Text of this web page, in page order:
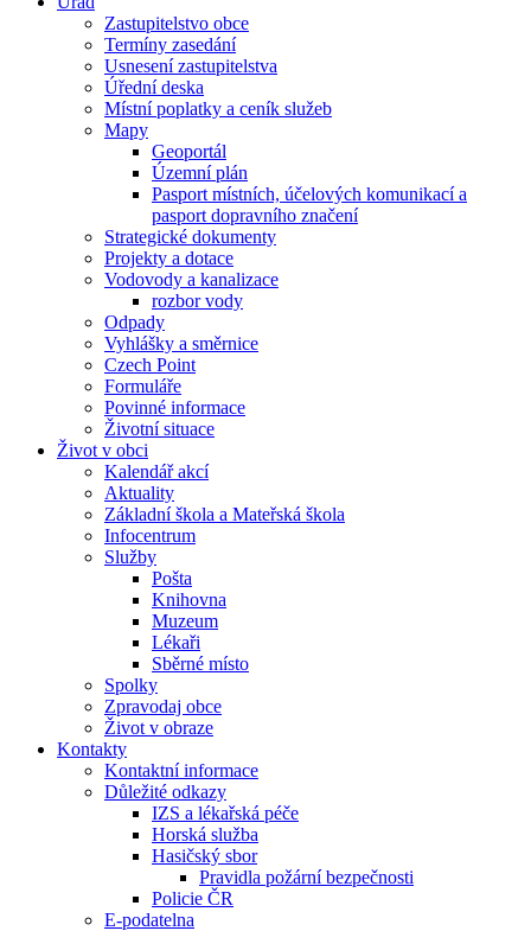
Zastupitelstvo obce
Termíny zasedání
Usnesení zastupitelstva
Úřední deska
Místní poplatky a ceník služeb
Mapy
Geoportál
Územní plán
Pasport místních, účelových komunikací a
pasport dopravního značení
Strategické dokumenty
Projekty a dotace
Vodovody a kanalizace
rozbor vody
Odpady
Vyhlášky a směrnice
Czech Point
Formuláře
Povinné informace
Životní situace
Život v obci
Kalendář akcí
Aktuality
Základní škola a Mateřská škola
Infocentrum
Služby
Pošta
Knihovna
Muzeum
Lékaři
Sběrné místo
Spolky
Zpravodaj obce
Život v obraze
Kontakty
Kontaktní informace
Důležité odkazy
IZS a lékařská péče
Horská služba
Hasičský sbor
Pravidla požární bezpečnosti
Policie ČR
E-podatelna